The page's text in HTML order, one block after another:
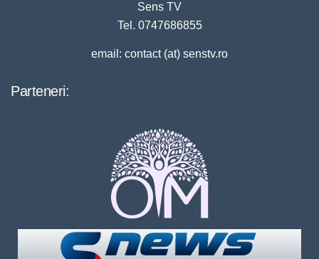
Sens TV
Tel. 0747686855
email: contact (at) senstv.ro
Parteneri: